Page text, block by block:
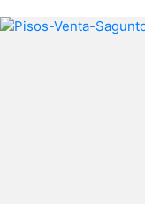
Visite el